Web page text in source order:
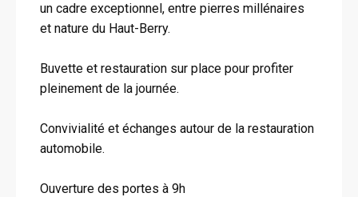
un cadre exceptionnel, entre pierres millénaires
et nature du Haut-Berry.
Buvette et restauration sur place pour profiter
pleinement de la journée.
Convivialité et échanges autour de la restauration
automobile.
Ouverture des portes à 9h